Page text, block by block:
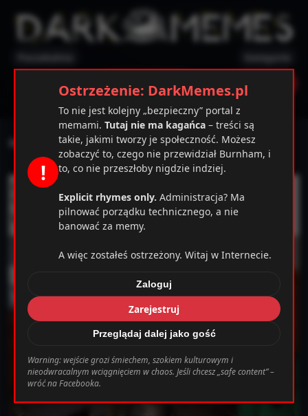
Ostrzeżenie Zarejestruj
163Warning
Ustawienia Wyloguj
MĘSKA szatnia
!
Ostrzeżenie: DarkMemes.pl
To nie jest kolejny „bezpieczny” portal z
memami. Tutaj nie ma kagańca – treści są
takie, jakimi tworzy je społeczność. Możesz
zobaczyć to, czego nie przewidział Burnham, i
to, co nie przeszłoby nigdzie indziej.
Explicit rhymes only. Administracja? Ma
pilnować porządku technicznego, a nie
banować za memy.
A więc zostałeś ostrzeżony. Witaj w Internecie.
Zaloguj
Zarejestruj
Przeglądaj dalej jako gość
Warning: wejście grozi śmiechem, szokiem kulturowym i
nieodwracalnym wciągnięciem w chaos. Jeśli chcesz „safe content” –
wróć na Facebooka.